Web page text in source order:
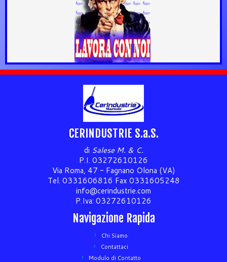
CERINDUSTRIE S.a.S.
di Salese M. & C.
P.I. 03272610126
Via Roma, 47 - Fagnano Olona (VA)
Tel. 0331606816 Fax 0331605248
info@cerindustrie.com
P.Iva: 03272610126
Navigazione Rapida
Chi Siamo
Contattaci
Modulo di Contatto